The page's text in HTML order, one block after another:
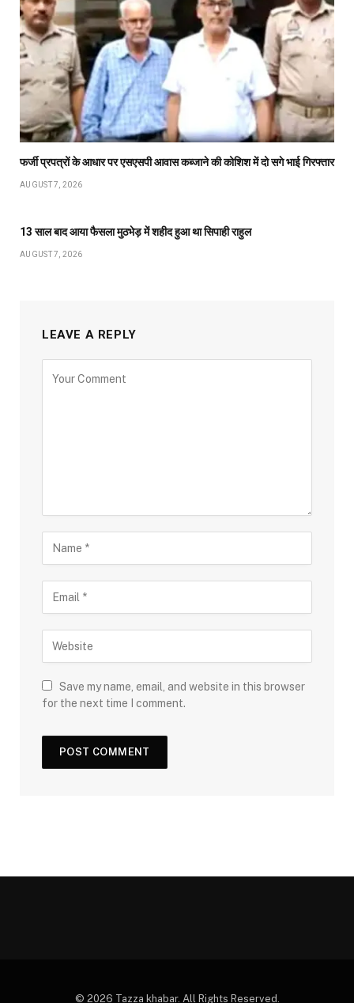
फर्जी प्रपत्रों के आधार पर एसएसपी आवास कब्जाने की कोशिश में दो सगे भाई गिरफ्तार
AUGUST 7, 2026
13 साल बाद आया फैसला मुठभेड़ में शहीद हुआ था सिपाही राहुल
AUGUST 7, 2026
LEAVE A REPLY
Save my name, email, and website in this browser
for the next time I comment.
© 2026 Tazza khabar. All Rights Reserved.